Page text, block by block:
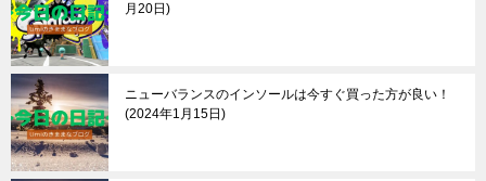
月20日
ニューバランスのインソールは今すぐ買った方が良い！
2024年1月15日